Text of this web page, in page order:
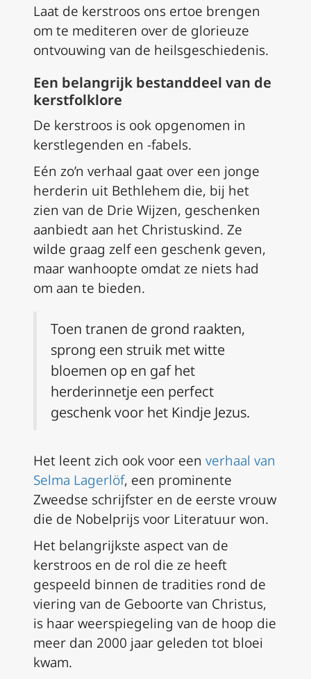
Laat de kerstroos ons ertoe brengen
om te mediteren over de glorieuze
ontvouwing van de heilsgeschiedenis.
Een belangrijk bestanddeel van de
kerstfolklore
De kerstroos is ook opgenomen in
kerstlegenden en -fabels.
Eén zo’n verhaal gaat over een jonge
herderin uit Bethlehem die, bij het
zien van de Drie Wijzen, geschenken
aanbiedt aan het Christuskind. Ze
wilde graag zelf een geschenk geven,
maar wanhoopte omdat ze niets had
om aan te bieden.
Toen tranen de grond raakten,
sprong een struik met witte
bloemen op en gaf het
herderinnetje een perfect
geschenk voor het Kindje Jezus.
Het leent zich ook voor een verhaal van
Selma Lagerlöf, een prominente
Zweedse schrijfster en de eerste vrouw
die de Nobelprijs voor Literatuur won.
Het belangrijkste aspect van de
kerstroos en de rol die ze heeft
gespeeld binnen de tradities rond de
viering van de Geboorte van Christus,
is haar weerspiegeling van de hoop die
meer dan 2000 jaar geleden tot bloei
kwam.